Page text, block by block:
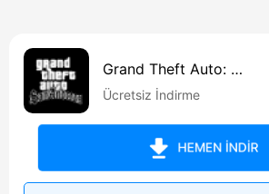
Grand Theft Auto: Sa
n Andreas
Ücretsiz İndirme
HEMEN İNDİR